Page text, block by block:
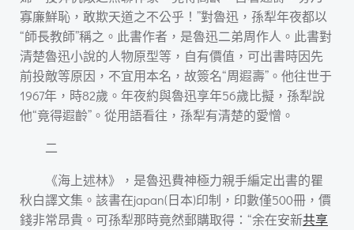
寡廉鮮恥，敢欺天道之不公乎！”對魯迅，孫犁年夜都以
“師長教師”稱之。此書作者，是魯迅二弟周作人。此書對
清楚魯迅小說的人物原型等，自有價值，可出書時因先
前投敵等原因，不宜用本名，故簽名“周遐壽”。他往世于
1967年，時82歲。年夜約與魯迅享年56歲比擬，孫犁說
他“竟得遐齡”。從用語看往，孫犁有清楚的愛憎。
二
《海上述林》，是魯迅費神極力親手編定出書的瞿
秋白譯文集。該書在japan(日本)印制，印數僅500冊，價
錢非常昂貴。可孫犁那時竟然郵購取得：“余在安新共享